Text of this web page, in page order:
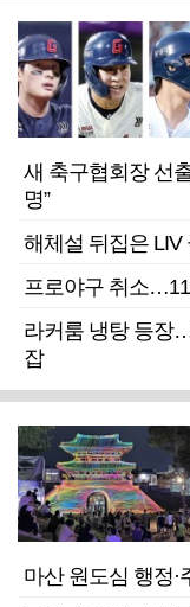
새 축구협회장 선
명”
해체설 뒤집은 LIV
프로야구 취소
라커룸 냉탕 등장
잡
마산 원도심 행정